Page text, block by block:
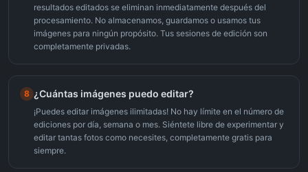
resultados editados se eliminan inmediatamente después del
procesamiento. No almacenamos, guardamos o usamos tus
imágenes para ningún propósito. Tus sesiones de edición son
completamente privadas.
8 ¿Cuántas imágenes puedo editar?
¡Puedes editar imágenes ilimitadas! No hay límite en el número de
ediciones por día, semana o mes. Siéntete libre de experimentar y
editar tantas fotos como necesites, completamente gratis para
siempre.